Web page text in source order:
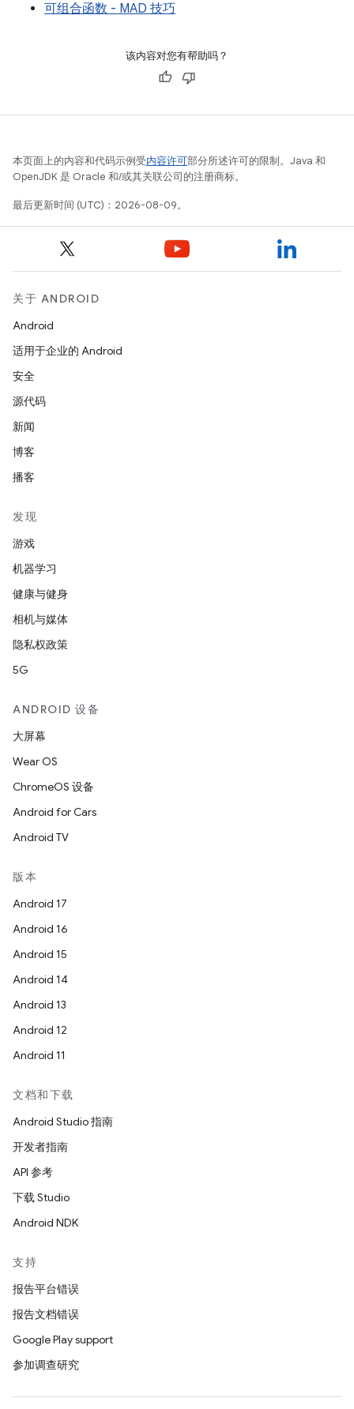
可组合函数 - MAD 技巧
该内容对您有帮助吗？
本页面上的内容和代码示例受内容许可部分所述许可的限制。Java 和
OpenJDK 是 Oracle 和/或其关联公司的注册商标。
最后更新时间 (UTC)：2026-08-09。
关于 ANDROID
Android
适用于企业的 Android
安全
源代码
新闻
博客
播客
发现
游戏
机器学习
健康与健身
相机与媒体
隐私权政策
5G
ANDROID 设备
大屏幕
Wear OS
ChromeOS 设备
Android for Cars
Android TV
版本
Android 17
Android 16
Android 15
Android 14
Android 13
Android 12
Android 11
文档和下载
Android Studio 指南
开发者指南
API 参考
下载 Studio
Android NDK
支持
报告平台错误
报告文档错误
Google Play support
参加调查研究